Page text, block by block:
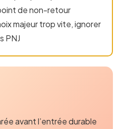
de non-retour
majeur trop vite, ignorer
PNJ
avant l’entrée durable